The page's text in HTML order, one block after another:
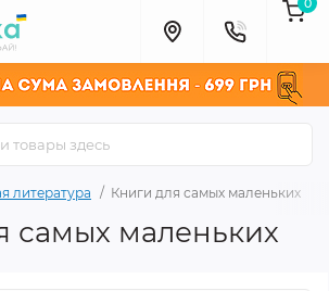
литература Книги для самых маленьких
самых маленьких